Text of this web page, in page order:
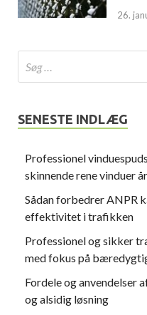
26.
SENESTE INDLÆG
Professionel
skinnende rene vinduer
Sådan forbedrer ANPR
effektivitet i trafikken
Professionel og sikker
med fokus på
Fordele og anvendelser
og alsidig løsning